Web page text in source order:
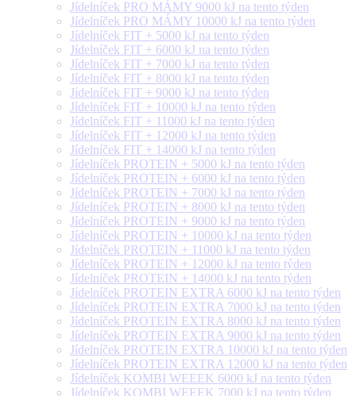
Jídelníček PRO MÁMY 9000 kJ na tento týden
Jídelníček PRO MÁMY 10000 kJ na tento týden
Jídelníček FIT + 5000 kJ na tento týden
Jídelníček FIT + 6000 kJ na tento týden
Jídelníček FIT + 7000 kJ na tento týden
Jídelníček FIT + 8000 kJ na tento týden
Jídelníček FIT + 9000 kJ na tento týden
Jídelníček FIT + 10000 kJ na tento týden
Jídelníček FIT + 11000 kJ na tento týden
Jídelníček FIT + 12000 kJ na tento týden
Jídelníček FIT + 14000 kJ na tento týden
Jídelníček PROTEIN + 5000 kJ na tento týden
Jídelníček PROTEIN + 6000 kJ na tento týden
Jídelníček PROTEIN + 7000 kJ na tento týden
Jídelníček PROTEIN + 8000 kJ na tento týden
Jídelníček PROTEIN + 9000 kJ na tento týden
Jídelníček PROTEIN + 10000 kJ na tento týden
Jídelníček PROTEIN + 11000 kJ na tento týden
Jídelníček PROTEIN + 12000 kJ na tento týden
Jídelníček PROTEIN + 14000 kJ na tento týden
Jídelníček PROTEIN EXTRA 6000 kJ na tento týden
Jídelníček PROTEIN EXTRA 7000 kJ na tento týden
Jídelníček PROTEIN EXTRA 8000 kJ na tento týden
Jídelníček PROTEIN EXTRA 9000 kJ na tento týden
Jídelníček PROTEIN EXTRA 10000 kJ na tento týden
Jídelníček PROTEIN EXTRA 12000 kJ na tento týden
Jídelníček KOMBI WEEEK 6000 kJ na tento týden
Jídelníček KOMBI WEEEK 7000 kJ na tento týden